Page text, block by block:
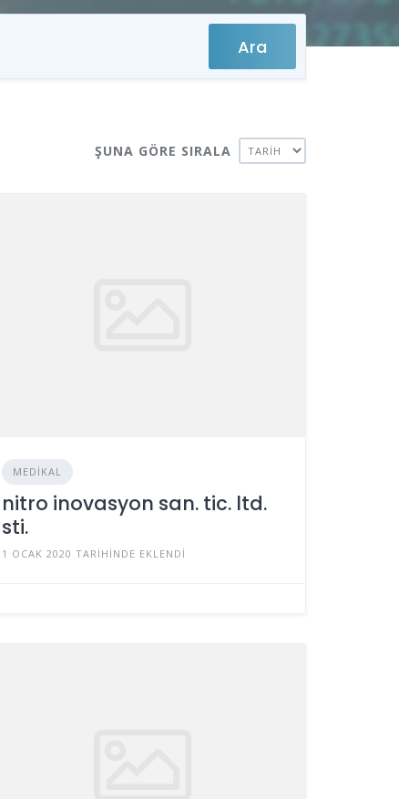
Ara
ŞUNA GÖRE SIRALA
MEDIKAL
nitro inovasyon san. tic. ltd.
sti.
1 OCAK 2020 TARIHINDE EKLENDI